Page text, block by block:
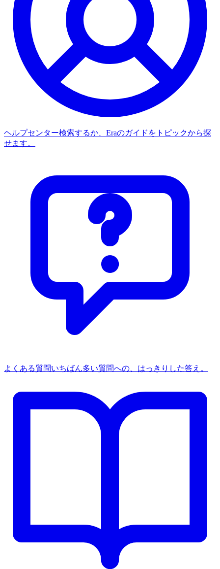
ヘルプセンター検索するか、Eraのガイドをトピックから探
せます。
よくある質問いちばん多い質問への、はっきりした答え。